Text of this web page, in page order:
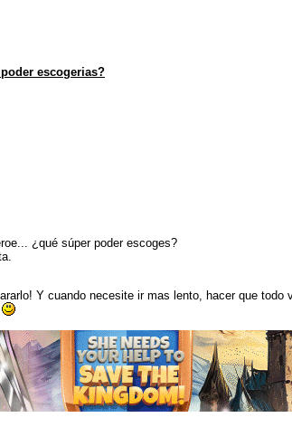
escogerias?
¿qué súper poder escoges?
Y cuando necesite ir mas lento, hacer que todo